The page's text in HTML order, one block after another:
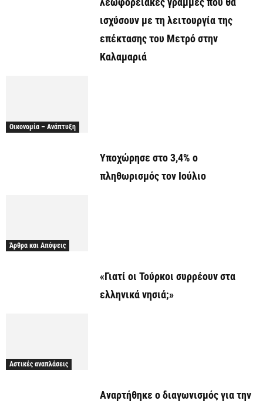
ισχύσουν με τη λειτουργία της
επέκτασης του Μετρό στην
Καλαμαριά
Οικονομία – Ανάπτυξη
Υποχώρησε στο 3,4% ο
πληθωρισμός τον Ιούλιο
Άρθρα και Απόψεις
«Γιατί οι Τούρκοι συρρέουν στα
ελληνικά νησιά;»
Αστικές αναπλάσεις
Αναρτήθηκε o διαγωνισμός για την